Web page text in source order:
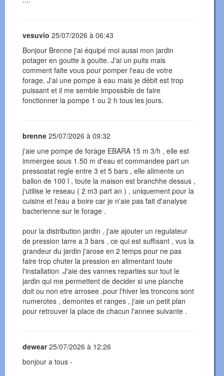
vesuvio 25/07/2026 à 06:43
Bonjour Brenne j'ai équipé moi aussi mon jardin
potager en goutte à goutte. J'ai un puits mais
comment faite vous pour pomper l'eau de votre
forage. J'ai une pompe à eau mais je débit est trop
puissant et il me semble impossible de faire
fonctionner la pompe 1 ou 2 h tous les jours.
brenne 25/07/2026 à 09:32
j'aie une pompe de forage EBARA 15 m 3/h , elle est
immergee sous 1.50 m d'eau et commandee part un
pressostat regle entre 3 et 5 bars , elle alimente un
ballon de 100 l , toute la maison est branchhe dessus ,
j'utilise le reseau ( 2 m3 part an ) , uniquement pour la
cuisine et l'eau a boire car je n'aie pas fait d'analyse
bacterienne sur le forage .
pour la distribution jardin , j'aie ajouter un regulateur
de pression tarre a 3 bars , ce qui est suffisant , vus la
grandeur du jardin j'arose en 2 temps pour ne pas
faire trop chuter la pression en alimentant toute
l'installation .J'aie des vannes reparties sur tout le
jardin qui me permettent de decider si une planche
doit ou non etre arrosee .pour l'hiver les troncons sont
numerotes , demontes et ranges , j'aie un petit plan
pour retrouver la place de chacun l'annee suivante .
dewear 25/07/2026 à 12:26
bonjour a tous -